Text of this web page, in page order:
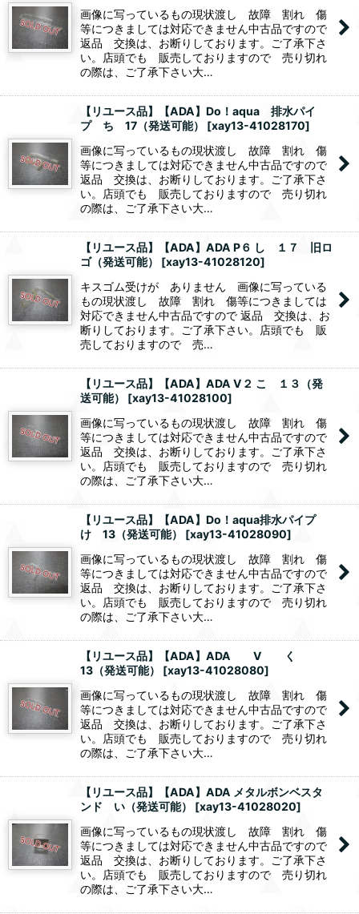
画像に写っているもの現状渡し 故障 割れ 傷
等につきましては対応できません中古品ですので
返品 交換は、お断りしております。ご了承下さ
い。店頭でも 販売しておりますので 売り切れ
の際は、ご了承下さい大…
【リユース品】【ADA】Do！aqua 排水パイ
プ ち 17（発送可能）
[xay13-41028170]
画像に写っているもの現状渡し 故障 割れ 傷
等につきましては対応できません中古品ですので
返品 交換は、お断りしております。ご了承下さ
い。店頭でも 販売しておりますので 売り切れ
の際は、ご了承下さい大…
【リユース品】【ADA】ADA P６ し １７ 旧ロ
ゴ（発送可能）
[xay13-41028120]
キスゴム受けが ありません 画像に写っている
もの現状渡し 故障 割れ 傷等につきましては
対応できません中古品ですので 返品 交換は、お
断りしております。ご了承下さい。店頭でも 販
売しておりますので 売…
【リユース品】【ADA】ADA V２ こ １３（発
送可能）
[xay13-41028100]
画像に写っているもの現状渡し 故障 割れ 傷
等につきましては対応できません中古品ですので
返品 交換は、お断りしております。ご了承下さ
い。店頭でも 販売しておりますので 売り切れ
の際は、ご了承下さい大…
【リユース品】【ADA】Do！aqua排水パイプ
け 13（発送可能）
[xay13-41028090]
画像に写っているもの現状渡し 故障 割れ 傷
等につきましては対応できません中古品ですので
返品 交換は、お断りしております。ご了承下さ
い。店頭でも 販売しておりますので 売り切れ
の際は、ご了承下さい大…
【リユース品】【ADA】ADA V く
13（発送可能）
[xay13-41028080]
画像に写っているもの現状渡し 故障 割れ 傷
等につきましては対応できません中古品ですので
返品 交換は、お断りしております。ご了承下さ
い。店頭でも 販売しておりますので 売り切れ
の際は、ご了承下さい大…
【リユース品】【ADA】ADA メタルボンベスタ
ンド い（発送可能）
[xay13-41028020]
画像に写っているもの現状渡し 故障 割れ 傷
等につきましては対応できません中古品ですので
返品 交換は、お断りしております。ご了承下さ
い。店頭でも 販売しておりますので 売り切れ
の際は、ご了承下さい大…